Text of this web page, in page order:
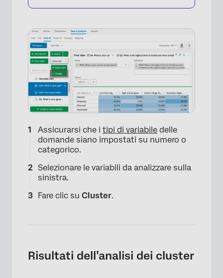
Assicurarsi che i tipi di variabile delle
domande siano impostati su numero o
categorico.
Selezionare le variabili da analizzare sulla
sinistra.
Fare clic su Cluster.
Risultati dell’analisi dei cluster